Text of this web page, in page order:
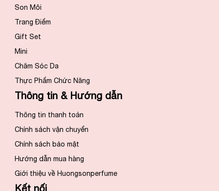
Son Môi
Trang Điểm
Gift Set
Mini
Chăm Sóc Da
Thực Phẩm Chức Năng
Thông tin & Hướng dẫn
Thông tin thanh toán
Chính sách vận chuyển
Chính sách bảo mật
Hướng dẫn mua hàng
Giới thiệu về Huongsonperfume
Kết nối